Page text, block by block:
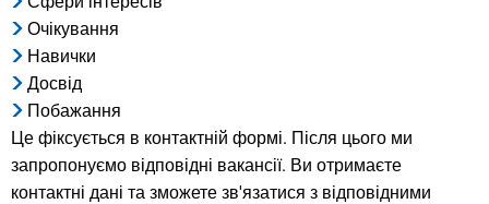
Очікування
Навички
Досвід
Побажання
Це фіксується в контактній формі. Після цього ми
запропонуємо відповідні вакансії. Ви отримаєте
контактні дані та зможете зв'язатися з відповідними